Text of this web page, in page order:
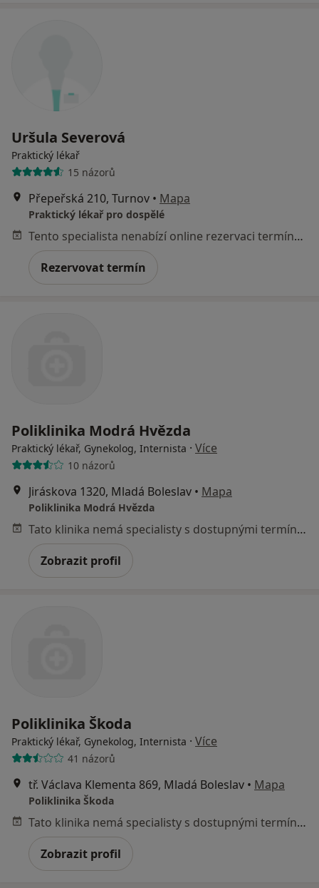
Uršula Severová
Praktický lékař
15 názorů
Přepeřská 210, Turnov • Mapa
Praktický lékař pro dospělé
Tento specialista nenabízí online rezervaci termínu na této adrese.
Rezervovat termín
Poliklinika Modrá Hvězda
Praktický lékař, Gynekolog, Internista · Více
10 názorů
Jiráskova 1320, Mladá Boleslav • Mapa
Poliklinika Modrá Hvězda
Tato klinika nemá specialisty s dostupnými termíny v online kalendáři
Zobrazit profil
Poliklinika Škoda
Praktický lékař, Gynekolog, Internista · Více
41 názorů
tř. Václava Klementa 869, Mladá Boleslav • Mapa
Poliklinika Škoda
Tato klinika nemá specialisty s dostupnými termíny v online kalendáři
Zobrazit profil